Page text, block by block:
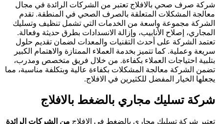
شركة صرف صحي بالافلاج تعتبر من الشركات الرائدة في مجال
معالجة المشكلات المتعلقة بالصرف الصحي في المنطقة. تقدم
الشركة مجموعة واسعة من الخدمات التي تشمل تنظيف وتسليك
المجاري، إصلاح الأنابيب، وإزالة الانسدادات بطرق حديثة وفعالة.
تعتمد الشركة على أحدث التقنيات والمعدات لضمان تقديم حلول
سريعة وعملية. كما تتميز بخدمة العملاء الممتازة والاهتمام الكبير
بتلبية احتياجات العملاء بكفاءة. من خلال فريق متخصص ومدرب،
تضمن الشركة معالجة المشكلات بكفاءة عالية وبتكلفة مناسبة، مما
يجعلها الخيار المفضل للكثيرين في الافلاج.
شركة تسليك مجاري بالضغط بالافلاج
تعتبر شركة تسليك مجاري بالضغط في الافلاج من الشركات الرائدة